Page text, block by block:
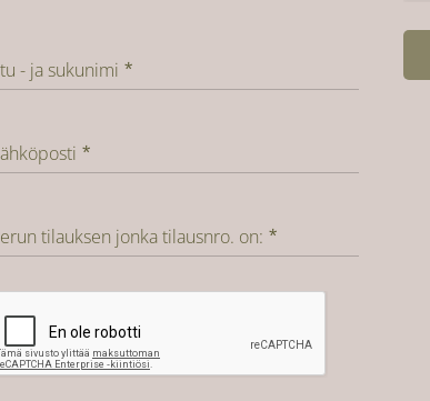
- ja sukunimi
tilauksen jonka tilausnro. on: